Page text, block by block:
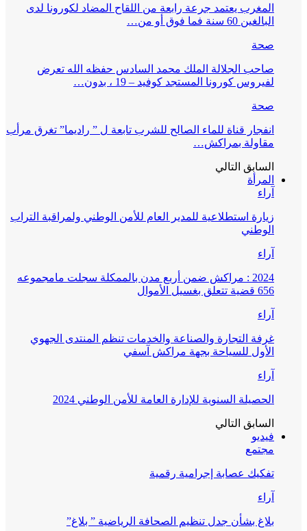
المغرب يعتمد جرعة رابعة من اللقاح المضاد لكورونا لدى
البالغين 60 سنة فما فوق أو من…
صحة
صاحب الجلالة الملك محمد السادس حفظه الله تعرض
لفيروس كورونا المستجد كوفيد – 19 ، بدون…
صحة
انفجار قناة للماء الصالح للشرب تابعة ل ” راديما” تغرق مرأب
مقاولة بمراكش…
السابق التالي
المرأة
آراء
زيارة استطلاعية للمدير العام للأمن الوطني ولمراقبة التراب
الوطني
آراء
2024 : مراكش ضمن أربع مدن بالممكلة سجلت مامجموعه
656 قضية تتعلق بغسيل الأموال
آراء
غرفة التجارة والصناعة والخدمات تنظم المنتدى الجهوي
الأول للسياحة بجهة مراكش آسفي
آراء
الحصيلة السنوية للإدارة العامة للأمن الوطني 2024
السابق التالي
فيديو
مجتمع
تفكيك عصابة إجرامية رقمية
آراء
بلاغ بشأن جدل تنظيم الصحافة الرياضية ” بلاغ”